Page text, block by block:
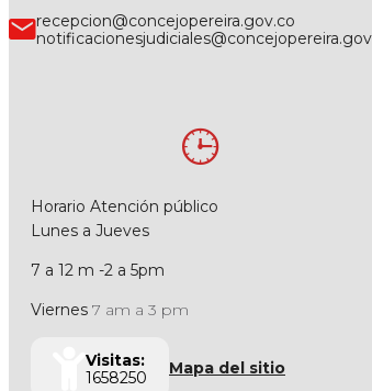
recepcion@concejopereira.gov.co
Horario Atención público
Lunes a Jueves
7 a 12 m -2 a 5pm
Viernes 7 am a 3 pm
Visitas:
1658250
Mapa del sitio